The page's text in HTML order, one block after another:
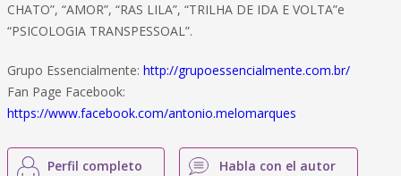
CHATO”, “AMOR”, “RAS LILA”, “TRILHA DE IDA E VOLTA”e
“PSICOLOGIA TRANSPESSOAL”.
Grupo Essencialmente: http://grupoessencialmente.com.br/
Fan Page Facebook:
https://www.facebook.com/antonio.melomarques
Perfil completo Habla con el autor